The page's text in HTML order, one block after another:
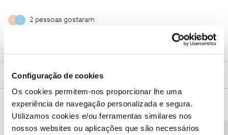
Configuração de cookies
Os cookies permitem-nos proporcionar lhe uma
experiência de navegação personalizada e segura.
Utilizamos cookies e/ou ferramentas similares nos
nossos websites ou aplicações que são necessários
B 2 pessoas gostaram
1 Comentário
Ana M. Forum|Forum|9 years ago
Olá nunoserodio, bem-vindo à comunidade.
Pedimos desculpa pela situação que nos conta. :(